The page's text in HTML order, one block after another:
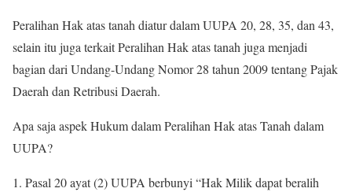
Peralihan Hak atas tanah diatur dalam UUPA 20, 28, 35, dan 43,
selain itu juga terkait Peralihan Hak atas tanah juga menjadi
bagian dari Undang-Undang Nomor 28 tahun 2009 tentang Pajak
Daerah dan Retribusi Daerah.
Apa saja aspek Hukum dalam Peralihan Hak atas Tanah dalam
UUPA?
Pasal 20 ayat (2) UUPA berbunyi “Hak Milik dapat beralih